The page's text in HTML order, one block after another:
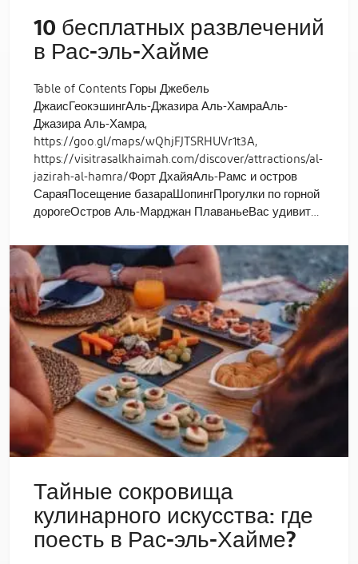
10 бесплатных развлечений
в Рас-эль-Хайме
Table of Contents Горы Джебель
ДжаисГеокэшингАль-Джазира Аль-ХамраАль-
Джазира Аль-Хамра,
https://goo.gl/maps/wQhjFJTSRHUVr1t3A,
https://visitrasalkhaimah.com/discover/attractions/al-
jazirah-al-hamra/Форт ДхайяАль-Рамс и остров
СараяПосещение базараШопингПрогулки по горной
дорогеОстров Аль-Марджан ПлаваньеВас удивит…
Тайные сокровища
кулинарного искусства: где
поесть в Рас-эль-Хайме?